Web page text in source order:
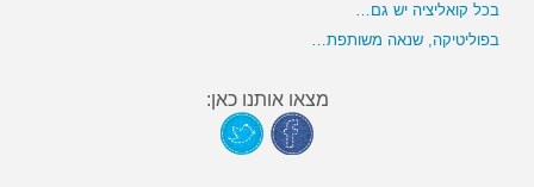
בכל קואליציה יש גם…
בפוליטיקה, שנאה משותפת…
מצאו אותנו כאן: